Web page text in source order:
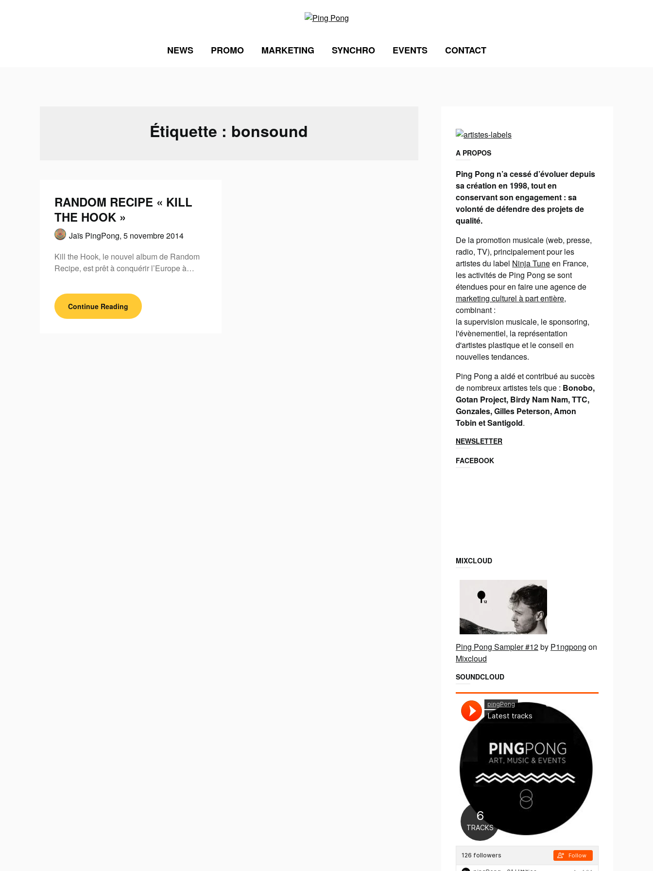
NEWS PROMO MARKETING SYNCHRO EVENTS CONTACT
Étiquette : bonsound
RANDOM RECIPE « KILL
THE HOOK »
Jaïs PingPong, 5 novembre 2014
Kill the Hook, le nouvel album de Random
Recipe, est prêt à conquérir l’Europe à…
Continue Reading
A PROPOS
Ping Pong n’a cessé d’évoluer depuis
sa création en 1998, tout en
conservant son engagement : sa
volonté de défendre des projets de
qualité.
De la promotion musicale (web, presse,
radio, TV), principalement pour les
artistes du label Ninja Tuneen France,
les activités de Ping Pong se sont
étendues pour en faire une agence de
marketing culturel à part entière,
combinant :
la supervision musicale, le sponsoring,
l'évènementiel, la représentation
d'artistes plastique et le conseil en
nouvelles tendances.
Ping Pong a aidé et contribué au succès
de nombreux artistes tels que : Bonobo,
Gotan Project, Birdy Nam Nam, TTC,
Gonzales, Gilles Peterson, Amon
Tobin et Santigold.
NEWSLETTER
FACEBOOK
MIXCLOUD
Ping Pong Sampler #12by P1ngpong on
Mixcloud
SOUNDCLOUD